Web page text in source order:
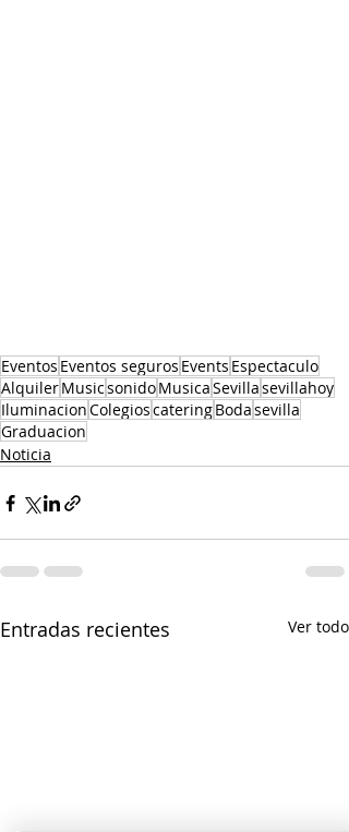
Eventos Eventos seguros Events Espectaculo
AlquilerMusicsonidoMusicaSevillasevillahoy
IluminacionColegioscateringBodasevilla
Graduacion
Noticia
Entradas recientes Ver todo